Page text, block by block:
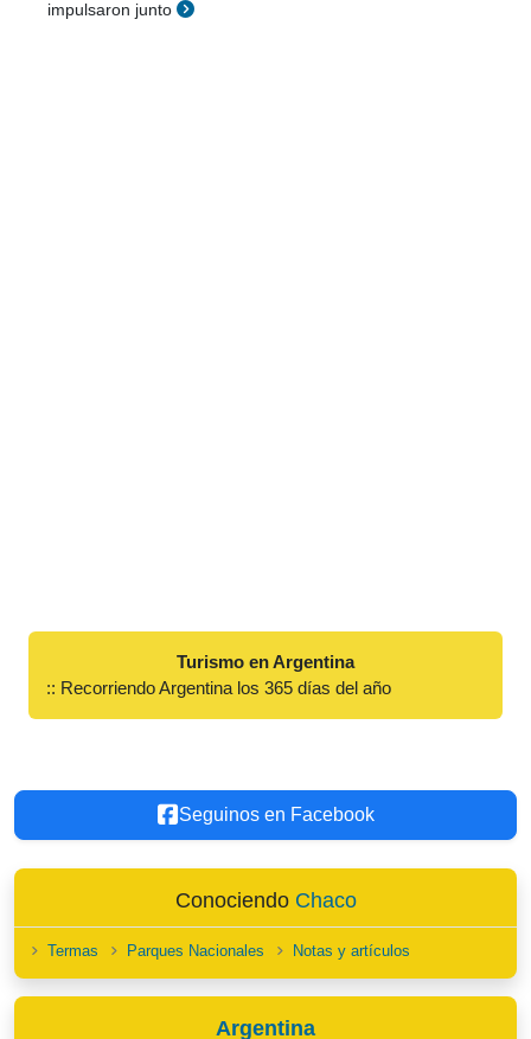
impulsaron junto
Turismo en Argentina
:: Recorriendo Argentina los 365 días del año
Seguinos en Facebook
Conociendo Chaco
Termas Parques Nacionales Notas y artículos
Argentina